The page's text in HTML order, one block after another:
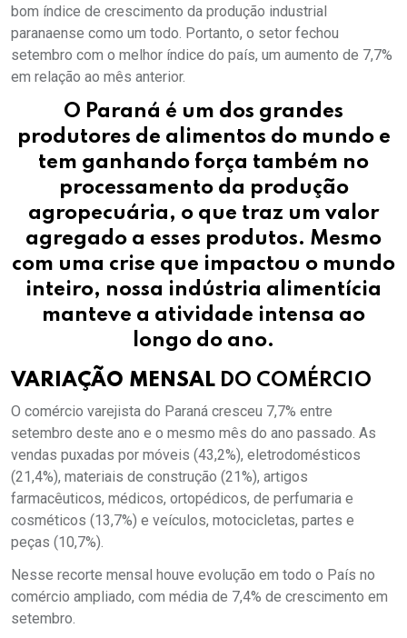
bom índice de crescimento da produção industrial
paranaense como um todo. Portanto, o setor fechou
setembro com o melhor índice do país, um aumento de 7,7%
em relação ao mês anterior.
O Paraná é um dos grandes
produtores de alimentos do mundo e
tem ganhando força também no
processamento da produção
agropecuária, o que traz um valor
agregado a esses produtos. Mesmo
com uma crise que impactou o mundo
inteiro, nossa indústria alimentícia
manteve a atividade intensa ao
longo do ano.
VARIAÇÃO MENSAL DO COMÉRCIO
O comércio varejista do Paraná cresceu 7,7% entre
setembro deste ano e o mesmo mês do ano passado. As
vendas puxadas por móveis (43,2%), eletrodomésticos
(21,4%), materiais de construção (21%), artigos
farmacêuticos, médicos, ortopédicos, de perfumaria e
cosméticos (13,7%) e veículos, motocicletas, partes e
peças (10,7%).
Nesse recorte mensal houve evolução em todo o País no
comércio ampliado, com média de 7,4% de crescimento em
setembro.